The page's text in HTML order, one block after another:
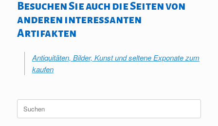
Besuchen Sie auch die Seiten von
anderen interessanten
Artifakten
Antiquitäten, Bilder, Kunst und seltene Exponate zum
kaufen
Suche
nach: